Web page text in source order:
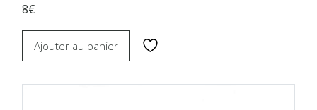
8€
Ajouter au panier